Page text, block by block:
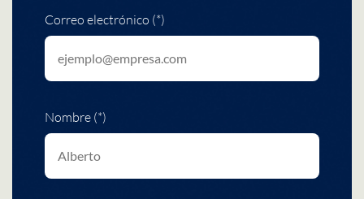
Correo electrónico (*)
Nombre (*)